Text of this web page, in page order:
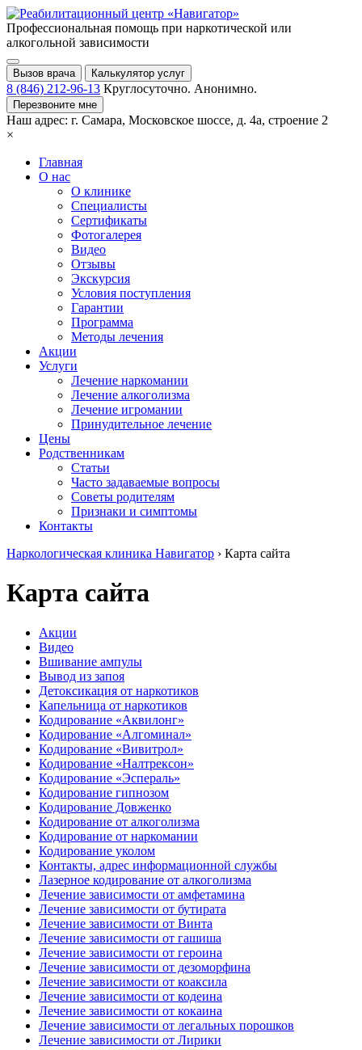
Профессиональная помощь при наркотической или
алкогольной зависимости
Вызов врача Калькулятор услуг
8 (846) 212-96-13 Круглосуточно. Анонимно.
Перезвоните мне
Наш адрес: г. Самара, Московское шоссе, д. 4а, строение 2
×
Главная
О нас
О клинике
Специалисты
Сертификаты
Фотогалерея
Видео
Отзывы
Экскурсия
Условия поступления
Гарантии
Программа
Методы лечения
Акции
Услуги
Лечение наркомании
Лечение алкоголизма
Лечение игромании
Принудительное лечение
Цены
Родственникам
Статьи
Часто задаваемые вопросы
Советы родителям
Признаки и симптомы
Контакты
Наркологическая клиника Навигатор › Карта сайта
Карта сайта
Акции
Видео
Вшивание ампулы
Вывод из запоя
Детоксикация от наркотиков
Капельница от наркотиков
Кодирование «Аквилонг»
Кодирование «Алгоминал»
Кодирование «Вивитрол»
Кодирование «Налтрексон»
Кодирование «Эспераль»
Кодирование гипнозом
Кодирование Довженко
Кодирование от алкоголизма
Кодирование от наркомании
Кодирование уколом
Контакты, адрес информационной службы
Лазерное кодирование от алкоголизма
Лечение зависимости от амфетамина
Лечение зависимости от бутирата
Лечение зависимости от Винта
Лечение зависимости от гашиша
Лечение зависимости от героина
Лечение зависимости от дезоморфина
Лечение зависимости от коаксила
Лечение зависимости от кодеина
Лечение зависимости от кокаина
Лечение зависимости от легальных порошков
Лечение зависимости от Лирики